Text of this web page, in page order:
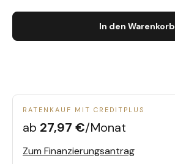
In den Warenkorb
RATENKAUF MIT CREDITPLUS
ab 27,97 €/Monat
Zum Finanzierungsantrag